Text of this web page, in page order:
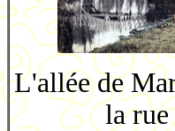
L'allée de
la